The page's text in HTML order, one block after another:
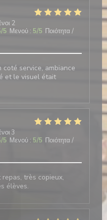
2
/5 Μενού : 5/5 Ποιότητα /
service, ambiance
et le visuel était
3
/5 Μενού : 5/5 Ποιότητα /
très copieux,
élèves.